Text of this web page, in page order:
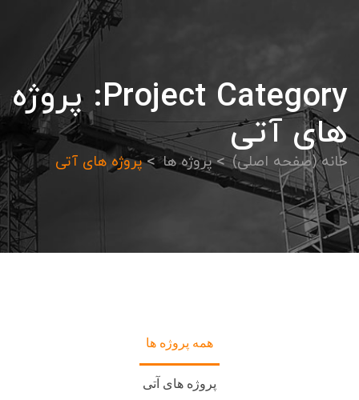
Project Category: پروژه
های آتی
خانه (صفحه اصلی) پروژه ها پروژه های آتی
همه پروژه ها
پروژه های آتی